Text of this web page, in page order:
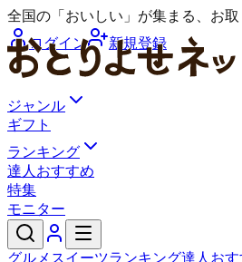
全国の「おいしい」が集まる、お
ログイン
新規登録
ジャンル
ギフト
ランキング
達人おすすめ
特集
モニター
グルメ スイーツランキング達人おす